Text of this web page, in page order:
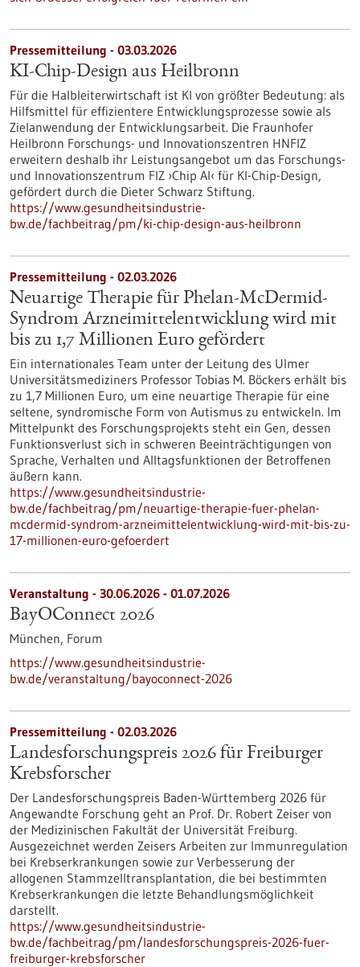
Pressemitteilung - 03.03.2026
KI-Chip-Design aus Heilbronn
Für die Halbleiterwirtschaft ist KI von größter Bedeutung: als
Hilfsmittel für effizientere Entwicklungsprozesse sowie als
Zielanwendung der Entwicklungsarbeit. Die Fraunhofer
Heilbronn Forschungs- und Innovationszentren HNFIZ
erweitern deshalb ihr Leistungsangebot um das Forschungs-
und Innovationszentrum FIZ ›Chip AI‹ für KI-Chip-Design,
gefördert durch die Dieter Schwarz Stiftung.
https://www.gesundheitsindustrie-
bw.de/fachbeitrag/pm/ki-chip-design-aus-heilbronn
Pressemitteilung - 02.03.2026
Neuartige Therapie für Phelan-McDermid-
Syndrom Arzneimittelentwicklung wird mit
bis zu 1,7 Millionen Euro gefördert
Ein internationales Team unter der Leitung des Ulmer
Universitätsmediziners Professor Tobias M. Böckers erhält bis
zu 1,7 Millionen Euro, um eine neuartige Therapie für eine
seltene, syndromische Form von Autismus zu entwickeln. Im
Mittelpunkt des Forschungsprojekts steht ein Gen, dessen
Funktionsverlust sich in schweren Beeinträchtigungen von
Sprache, Verhalten und Alltagsfunktionen der Betroffenen
äußern kann.
https://www.gesundheitsindustrie-
bw.de/fachbeitrag/pm/neuartige-therapie-fuer-phelan-
mcdermid-syndrom-arzneimittelentwicklung-wird-mit-bis-zu-
17-millionen-euro-gefoerdert
Veranstaltung - 30.06.2026 - 01.07.2026
BayOConnect 2026
München, Forum
https://www.gesundheitsindustrie-
bw.de/veranstaltung/bayoconnect-2026
Pressemitteilung - 02.03.2026
Landesforschungspreis 2026 für Freiburger
Krebsforscher
Der Landesforschungspreis Baden-Württemberg 2026 für
Angewandte Forschung geht an Prof. Dr. Robert Zeiser von
der Medizinischen Fakultät der Universität Freiburg.
Ausgezeichnet werden Zeisers Arbeiten zur Immunregulation
bei Krebserkrankungen sowie zur Verbesserung der
allogenen Stammzelltransplantation, die bei bestimmten
Krebserkrankungen die letzte Behandlungsmöglichkeit
darstellt.
https://www.gesundheitsindustrie-
bw.de/fachbeitrag/pm/landesforschungspreis-2026-fuer-
freiburger-krebsforscher